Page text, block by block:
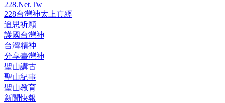
228.Net.Tw
228台灣神太上真經
追思祈願
護國台灣神
台灣精神
分享臺灣神
聖山講古
聖山紀事
聖山教育
新聞快報